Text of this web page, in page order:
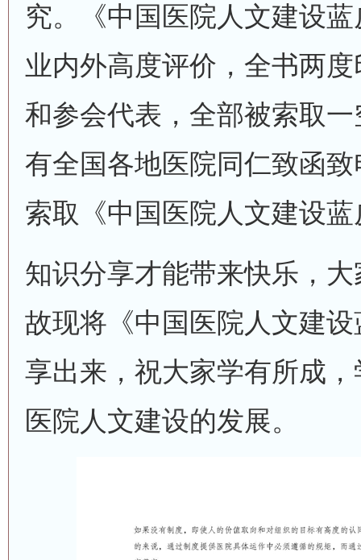
究。《中国医院人文建设
业内外高度评价，全书两
和参会代表，全部被索取
有全国各地医院同仁致函
索取《中国医院人文建设
知识分享才能带来快乐，
故现将《中国医院人文建
享出来，祝大家学有所成
医院人文建设的发展。